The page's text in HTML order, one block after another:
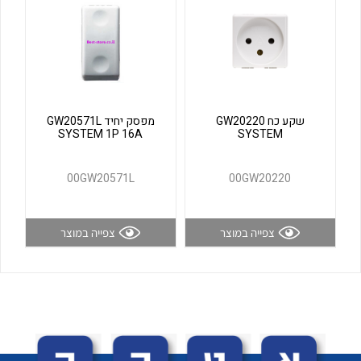
לכל מוצרי היצרן לכל מוצרי היצרן
שקע כח GW20220
SYSTEM
00GW20220
צפייה במוצר
מפסק יחיד GW20571L
SYSTEM 1P 16A
00GW20571L
צפייה במוצר